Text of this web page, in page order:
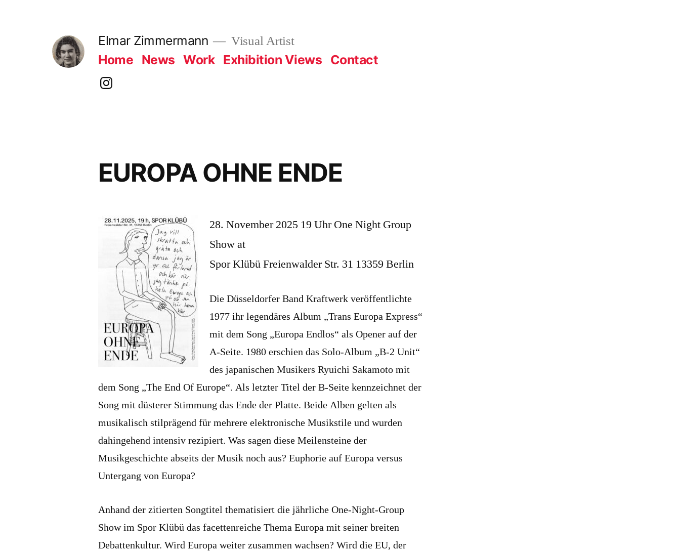
Elmar Zimmermann Visual Artist
Home News Work Exhibition Views Contact
instagram
EUROPA OHNE ENDE
28. November 2025 19 Uhr One Night Group
Show at
Spor Klübü Freienwalder Str. 31 13359 Berlin
Die Düsseldorfer Band Kraftwerk veröffentlichte
1977 ihr legendäres Album „Trans Europa Express“
mit dem Song „Europa Endlos“ als Opener auf der
A-Seite. 1980 erschien das Solo-Album „B-2 Unit“
des japanischen Musikers Ryuichi Sakamoto mit
dem Song „The End Of Europe“. Als letzter Titel der B-Seite kennzeichnet der
Song mit düsterer Stimmung das Ende der Platte. Beide Alben gelten als
musikalisch stilprägend für mehrere elektronische Musikstile und wurden
dahingehend intensiv rezipiert. Was sagen diese Meilensteine der
Musikgeschichte abseits der Musik noch aus? Euphorie auf Europa versus
Untergang von Europa?
Anhand der zitierten Songtitel thematisiert die jährliche One-Night-Group
Show im Spor Klübü das facettenreiche Thema Europa mit seiner breiten
Debattenkultur. Wird Europa weiter zusammen wachsen? Wird die EU, der